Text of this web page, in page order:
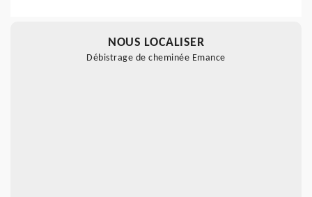
NOUS LOCALISER
Débistrage de cheminée Emance